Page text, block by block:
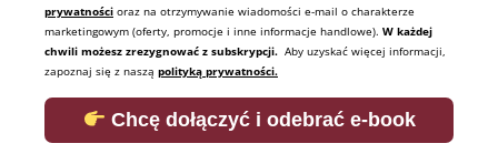
prywatności oraz na otrzymywanie wiadomości e-mail o charakterze
marketingowym (oferty, promocje i inne informacje handlowe). W każdej
chwili możesz zrezygnować z subskrypcji. Aby uzyskać więcej informacji,
zapoznaj się z naszą polityką prywatności.
Chcę dołączyć i odebrać e-book